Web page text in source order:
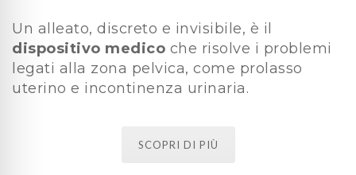
Un alleato, discreto e invisibile, è il
dispositivo medico che risolve i problemi
legati alla zona pelvica, come prolasso
uterino e incontinenza urinaria.
SCOPRI DI PIÙ